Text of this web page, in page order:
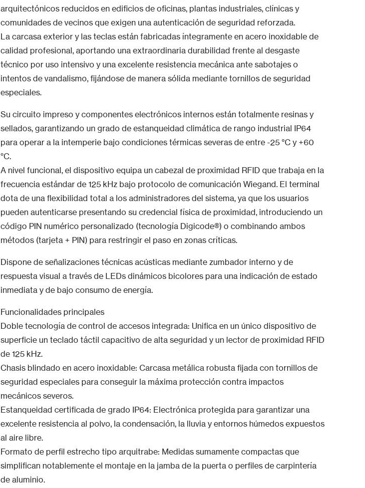
arquitectónicos reducidos en edificios de oficinas, plantas industriales, clínicas y
comunidades de vecinos que exigen una autenticación de seguridad reforzada.
La carcasa exterior y las teclas están fabricadas íntegramente en acero inoxidable de
calidad profesional, aportando una extraordinaria durabilidad frente al desgaste
técnico por uso intensivo y una excelente resistencia mecánica ante sabotajes o
intentos de vandalismo, fijándose de manera sólida mediante tornillos de seguridad
especiales.
Su circuito impreso y componentes electrónicos internos están totalmente resinas y
sellados, garantizando un grado de estanqueidad climática de rango industrial IP64
para operar a la intemperie bajo condiciones térmicas severas de entre -25 °C y +60
°C.
A nivel funcional, el dispositivo equipa un cabezal de proximidad RFID que trabaja en la
frecuencia estándar de 125 kHz bajo protocolo de comunicación Wiegand. El terminal
dota de una flexibilidad total a los administradores del sistema, ya que los usuarios
pueden autenticarse presentando su credencial física de proximidad, introduciendo un
código PIN numérico personalizado (tecnología Digicode®) o combinando ambos
métodos (tarjeta + PIN) para restringir el paso en zonas críticas.
Dispone de señalizaciones técnicas acústicas mediante zumbador interno y de
respuesta visual a través de LEDs dinámicos bicolores para una indicación de estado
inmediata y de bajo consumo de energía.
Funcionalidades principales
Doble tecnología de control de accesos integrada: Unifica en un único dispositivo de
superficie un teclado táctil capacitivo de alta seguridad y un lector de proximidad RFID
de 125 kHz.
Chasis blindado en acero inoxidable: Carcasa metálica robusta fijada con tornillos de
seguridad especiales para conseguir la máxima protección contra impactos
mecánicos severos.
Estanqueidad certificada de grado IP64: Electrónica protegida para garantizar una
excelente resistencia al polvo, la condensación, la lluvia y entornos húmedos expuestos
al aire libre.
Formato de perfil estrecho tipo arquitrabe: Medidas sumamente compactas que
simplifican notablemente el montaje en la jamba de la puerta o perfiles de carpintería
de aluminio.